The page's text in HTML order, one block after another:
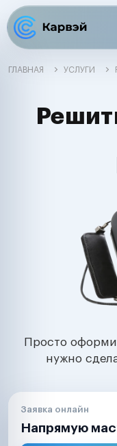
ГЛАВНАЯ УСЛУГИ
Просто
нужно
Заявка онлайн
Напрямую